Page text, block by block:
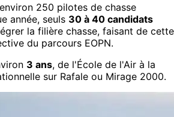
250 pilotes de chasse
année, seuls 30 à 40 candidats
la filière chasse, faisant de cette
du parcours EOPN.
3 ans, de l'École de l'Air à la
sur Rafale ou Mirage 2000.